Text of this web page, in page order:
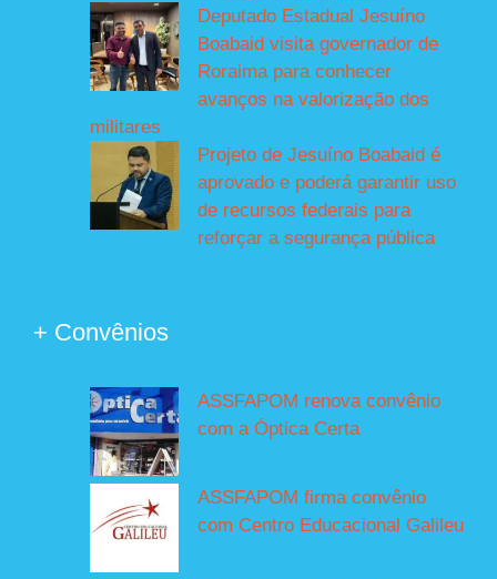
Deputado Estadual Jesuíno
Boabaid visita governador de
Roraima para conhecer
avanços na valorização dos
militares
Projeto de Jesuíno Boabaid é
aprovado e poderá garantir uso
de recursos federais para
reforçar a segurança pública
+ Convênios
ASSFAPOM renova convênio
com a Óptica Certa
ASSFAPOM firma convênio
com Centro Educacional Galileu